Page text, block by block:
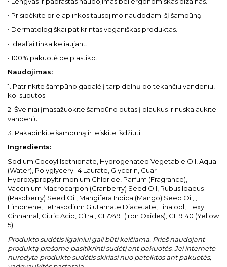
• Prisidėkite prie aplinkos tausojimo naudodami šį šampūną.
• Dermatologiškai patikrintas veganiškas produktas.
• Idealiai tinka keliaujant.
• 100% pakuotė be plastiko.
Naudojimas:
1. Patrinkite šampūno gabalėlį tarp delnų po tekančiu vandeniu,
kol suputos.
2. Švelniai įmasažuokite šampūno putas į plaukus ir nuskalaukite
vandeniu.
3. Pakabinkite šampūną ir leiskite išdžiūti.
Ingredients:
Sodium Cocoyl Isethionate, Hydrogenated Vegetable Oil, Aqua
(Water), Polyglyceryl-4 Laurate, Glycerin, Guar
Hydroxypropyltrimonium Chloride, Parfum (Fragrance),
Vaccinium Macrocarpon (Cranberry) Seed Oil, Rubus Idaeus
(Raspberry) Seed Oil, Mangifera Indica (Mango) Seed Oil, ,
Limonene, Tetrasodium Glutamate Diacetate, Linalool, Hexyl
Cinnamal, Citric Acid, Citral, CI 77491 (Iron Oxides), CI 19140 (Yellow
5).
Produkto sudėtis ilgainiui gali būti keičiama. Prieš naudojant
produktą prašome pasitikrinti sudėtį ant pakuotės. Jei internete
nurodyta produkto sudėtis skiriasi nuo pateiktos ant pakuotės,